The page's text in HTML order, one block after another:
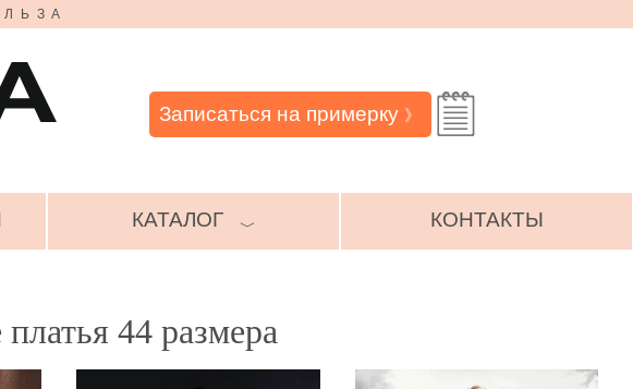
Записаться на примерку 》
КАТАЛОГ ﹀ КОНТАКТЫ
44 размера